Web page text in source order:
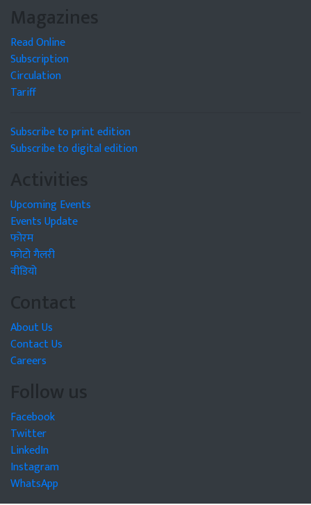
Magazines
Read Online
Subscription
Circulation
Tariff
Subscribe to print edition
Subscribe to digital edition
Activities
Upcoming Events
Events Update
फोरम
फोटो गैलरी
वीडियो
Contact
About Us
Contact Us
Careers
Follow us
Facebook
Twitter
LinkedIn
Instagram
WhatsApp